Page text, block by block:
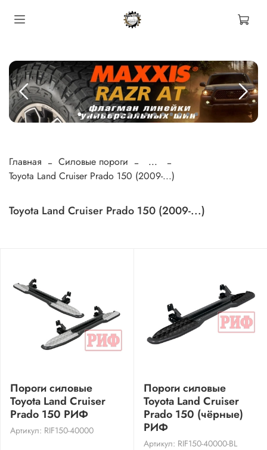
Главная Силовые пороги
...
Toyota Land Cruiser Prado 150 (2009-...)
Toyota Land Cruiser Prado 150 (2009-...)
Пороги силовые
Toyota Land Cruiser
Prado 150 РИФ
Артикул: RIF150-40000
Пороги силовые
Toyota Land Cruiser
Prado 150 (чёрные)
РИФ
Артикул: RIF150-40000-BL